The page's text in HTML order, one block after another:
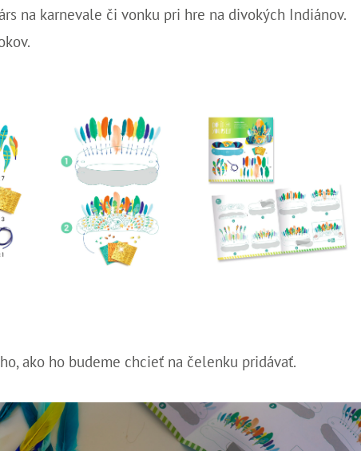
na karnevale či vonku pri hre na divokých Indiánov.
ako ho budeme chcieť na čelenku pridávať.